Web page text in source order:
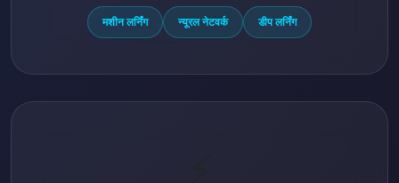
मशीन लर्निंग न्यूरल नेटवर्क डीप लर्निंग